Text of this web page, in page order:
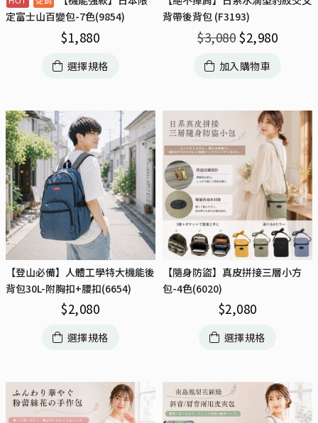
定富士山百變包-7色(9854)
$1,880
選擇規格
背帶後背包 (F3193)
$3,080 $2,980
加入購物車
【登山必備】人體工學特大機能後
背包30L-附胸扣+腰扣(6654)
$2,080
選擇規格
【隨身防盜】真皮拼接三層小方
包-4色(6020)
$2,080
選擇規格